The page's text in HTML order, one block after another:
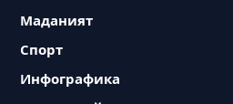
Маданият
Спорт
Инфографика